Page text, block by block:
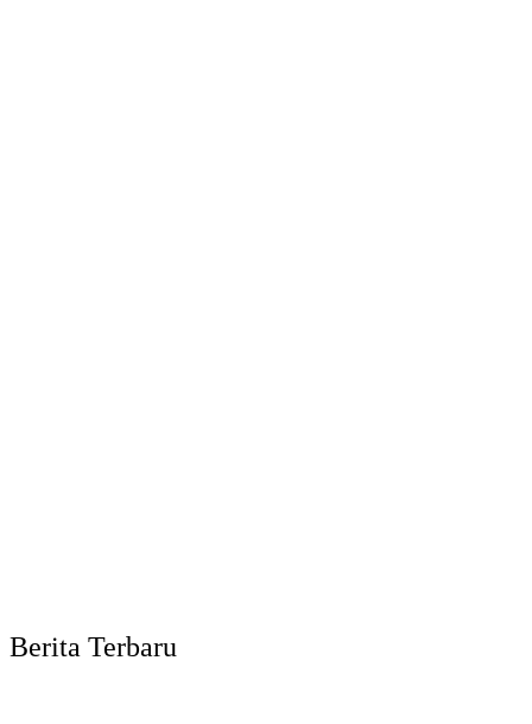
Berita Terbaru